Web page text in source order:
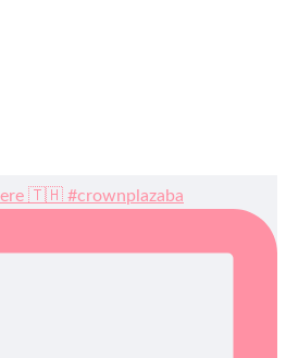
🇹🇭 #crownplazaba